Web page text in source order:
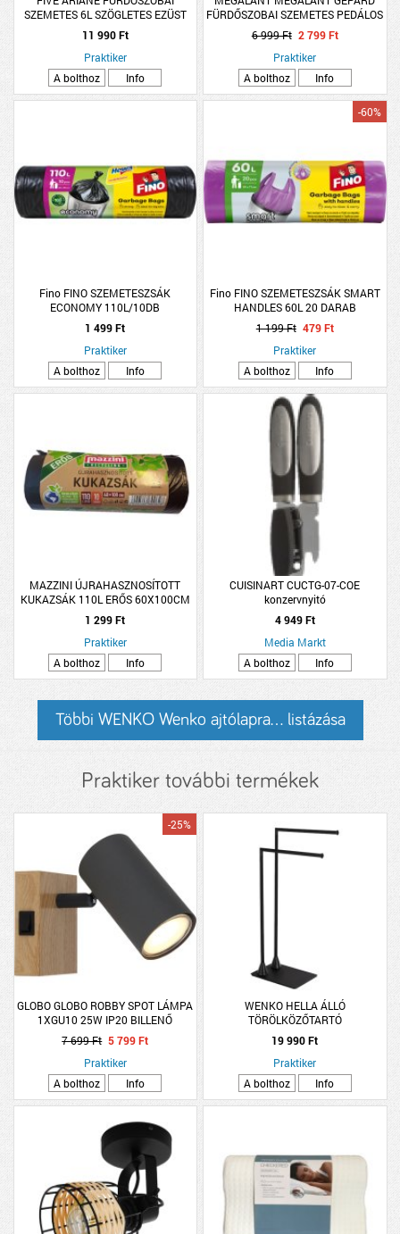
SZEMETES 6L SZÖGLETES EZÜST
11 990 Ft
Praktiker
A bolthoz
Info
FÜRDŐSZOBAI SZEMETES PEDÁLOS
5L ROZSDAMENTES ACÉL
6 999 Ft 2 799 Ft
Praktiker
A bolthoz
Info
Fino FINO SZEMETESZSÁK
ECONOMY 110L/10DB
1 499 Ft
Praktiker
A bolthoz
Info
Fino FINO SZEMETESZSÁK SMART
HANDLES 60L 20 DARAB
-60%
1 199 Ft 479 Ft
Praktiker
A bolthoz
Info
MAZZINI ÚJRAHASZNOSÍTOTT
KUKAZSÁK 110L ERŐS 60X100CM
10 DB MAZZINI
1 299 Ft
Praktiker
A bolthoz
Info
CUISINART CUCTG-07-COE
konzervnyitó
4 949 Ft
Media Markt
A bolthoz
Info
Többi WENKO Wenko ajtólapra... listázása
Praktiker további termékek
GLOBO GLOBO ROBBY SPOT LÁMPA
1XGU10 25W IP20 BILLENŐ
KAPCSOLÓ 7X10X12CM MATT
FEKETE-GRAFIT
-25%
7 699 Ft 5 799 Ft
Praktiker
A bolthoz
Info
WENKO HELLA ÁLLÓ
TÖRÖLKÖZŐTARTÓ
43,5X78,5X20CM
19 990 Ft
Praktiker
A bolthoz
Info